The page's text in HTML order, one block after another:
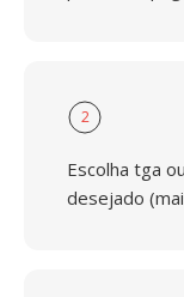
2
Escolha tga
desejado